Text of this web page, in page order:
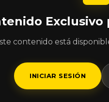
Exclusivo
contenido está
INICIAR SESIÓN